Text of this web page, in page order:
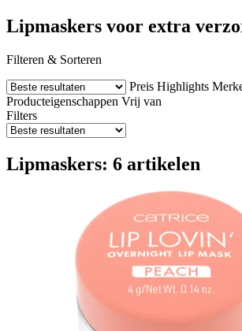
Lipmaskers voor extra
Filteren & Sorteren
Preis Highlights
Producteigenschappen Vrij van
Filters
Lipmaskers: 6 artikelen